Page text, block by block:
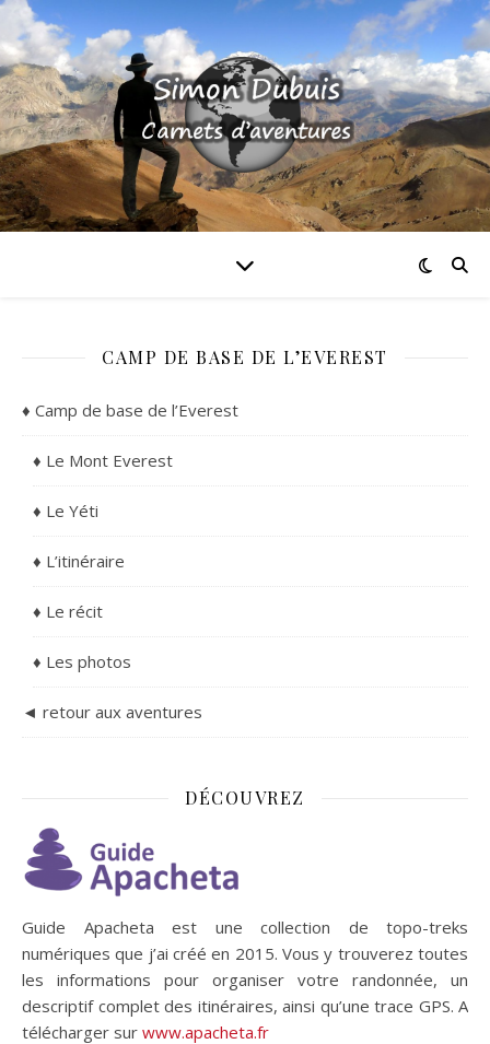
CAMP DE BASE DE L’EVEREST
♦ Camp de base de l’Everest
♦ Le Mont Everest
♦ Le Yéti
♦ L’itinéraire
♦ Le récit
♦ Les photos
◄ retour aux aventures
DÉCOUVREZ
Guide Apacheta est une collection de topo-treks
numériques que j’ai créé en 2015. Vous y trouverez toutes
les informations pour organiser votre randonnée, un
descriptif complet des itinéraires, ainsi qu’une trace GPS. A
télécharger sur www.apacheta.fr